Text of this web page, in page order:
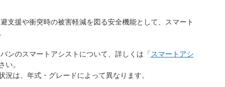
支援や衝突時の被害軽減を図る安全機能として、スマート
ンのスマートアシストについて、詳しくは「 スマートアシ
い。
は、年式・グレードによって異なります。